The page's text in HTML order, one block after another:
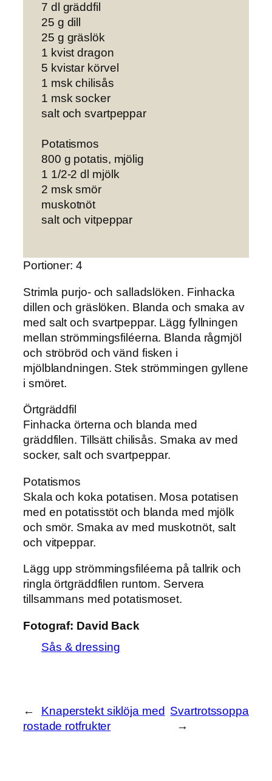
7 dl gräddfil
25 g dill
25 g gräslök
1 kvist dragon
5 kvistar körvel
1 msk chilisås
1 msk socker
salt och svartpeppar
Potatismos
800 g potatis, mjölig
1 1/2-2 dl mjölk
2 msk smör
muskotnöt
salt och vitpeppar
Portioner: 4
Strimla purjo- och salladslöken. Finhacka
dillen och gräslöken. Blanda och smaka av
med salt och svartpeppar. Lägg fyllningen
mellan strömmingsfiléerna. Blanda rågmjöl
och ströbröd och vänd fisken i
mjölblandningen. Stek strömmingen gyllene
i smöret.
Örtgräddfil
Finhacka örterna och blanda med
gräddfilen. Tillsätt chilisås. Smaka av med
socker, salt och svartpeppar.
Potatismos
Skala och koka potatisen. Mosa potatisen
med en potatisstöt och blanda med mjölk
och smör. Smaka av med muskotnöt, salt
och vitpeppar.
Lägg upp strömmingsfiléerna på tallrik och
ringla örtgräddfilen runtom. Servera
tillsammans med potatismoset.
Fotograf: David Back
Sås & dressing
←
Knaperstekt siklöja med
rostade rotfrukter
Svartrotssoppa
→